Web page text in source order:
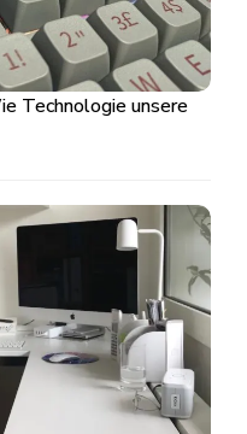
Technologie unsere